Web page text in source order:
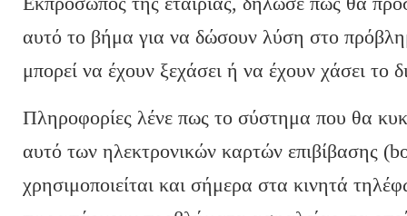
αυτό το βήμα για να δώσουν λύση στο
μπορεί να έχουν ξεχάσει ή να έχουν χάσει το
Πληροφορίες λένε πως το σύστημα που θα
αυτό των ηλεκτρονικών καρτών επιβίβασης
χρησιμοποιείται και σήμερα στα κινητά